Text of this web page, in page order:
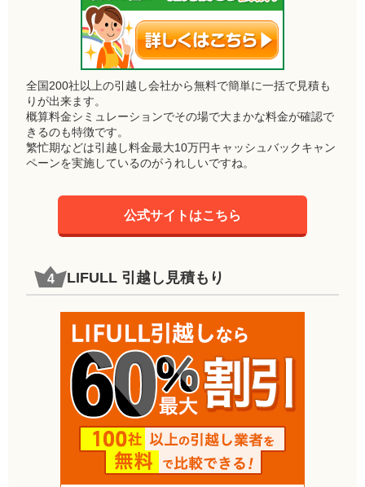
全国200社以上の引越し会社から無料で簡単に一括で見積も
りが出来ます。
概算料金シミュレーションでその場で大まかな料金が確認で
きるのも特徴です。
繁忙期などは引越し料金最大10万円キャッシュバックキャン
ペーンを実施しているのがうれしいですね。
公式サイトはこちら
LIFULL 引越し見積もり